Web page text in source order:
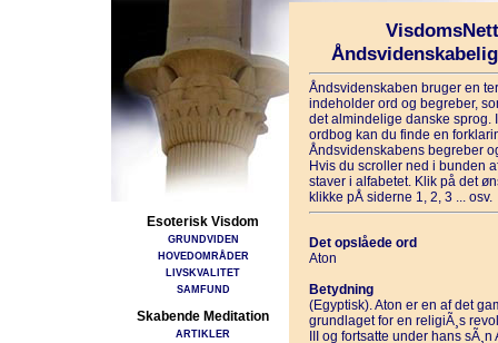
Esoterisk Visdom
GRUNDVIDEN
HOVEDOMRÅDER
LIVSKVALITET
SAMFUND
Skabende Meditation
ARTIKLER
Åndsvidenskaben bruger en
indeholder ord og begreber,
det almindelige danske sprog.
ordbog kan du finde en
Åndsvidenskabens begreber
Hvis du scroller ned i bunden
staver i alfabetet. Klik på det
klikke pÅ siderne 1, 2, 3 ... osv.
Det opslåede ord
Aton
Betydning
(Egyptisk). Aton er en af det
grundlaget for en religiÃ¸s
III og fortsatte under hans